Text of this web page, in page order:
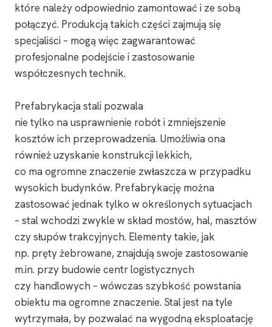
które należy odpowiednio zamontować i ze sobą
połączyć. Produkcją takich części zajmują się
specjaliści – mogą więc zagwarantować
profesjonalne podejście i zastosowanie
współczesnych technik.
Prefabrykacja stali pozwala
nie tylko na usprawnienie robót i zmniejszenie
kosztów ich przeprowadzenia. Umożliwia ona
również uzyskanie konstrukcji lekkich,
co ma ogromne znaczenie zwłaszcza w przypadku
wysokich budynków. Prefabrykację można
zastosować jednak tylko w określonych sytuacjach
– stal wchodzi zwykle w skład mostów, hal, masztów
czy słupów trakcyjnych. Elementy takie, jak
np. pręty żebrowane, znajdują swoje zastosowanie
m.in. przy budowie centr logistycznych
czy handlowych – wówczas szybkość powstania
obiektu ma ogromne znaczenie. Stal jest na tyle
wytrzymała, by pozwalać na wygodną eksploatację